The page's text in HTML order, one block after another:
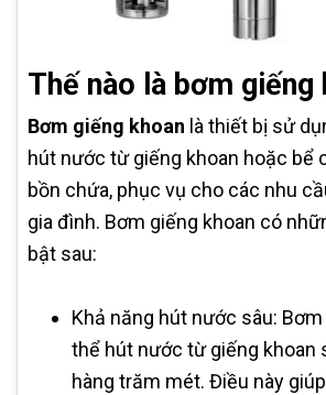
Thế nào là bơm giếng
Bơm giếng khoan là thiết bị sử
hút nước từ giếng khoan hoặc bể
bồn chứa, phục vụ cho các nhu
gia đình. Bơm giếng khoan có
bật sau:
Khả năng hút nước sâu:
thể hút nước từ giếng khoan
hàng trăm mét. Điều này